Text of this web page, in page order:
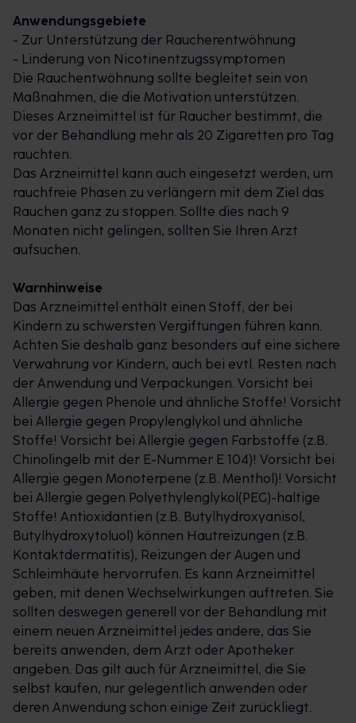
Geschmack. Erhältlich sind die Kaugummis auch in
den Geschmacksrichtungen whitemint und
freshmint.
Anwendungsgebiete
- Zur Unterstützung der Raucherentwöhnung
- Linderung von Nicotinentzugssymptomen
Die Rauchentwöhnung sollte begleitet sein von
Maßnahmen, die die Motivation unterstützen.
Dieses Arzneimittel ist für Raucher bestimmt, die
vor der Behandlung mehr als 20 Zigaretten pro Tag
rauchten.
Das Arzneimittel kann auch eingesetzt werden, um
rauchfreie Phasen zu verlängern mit dem Ziel das
Rauchen ganz zu stoppen. Sollte dies nach 9
Monaten nicht gelingen, sollten Sie Ihren Arzt
aufsuchen.
Warnhinweise
Das Arzneimittel enthält einen Stoff, der bei
Kindern zu schwersten Vergiftungen führen kann.
Achten Sie deshalb ganz besonders auf eine sichere
Verwahrung vor Kindern, auch bei evtl. Resten nach
der Anwendung und Verpackungen. Vorsicht bei
Allergie gegen Phenole und ähnliche Stoffe! Vorsicht
bei Allergie gegen Propylenglykol und ähnliche
Stoffe! Vorsicht bei Allergie gegen Farbstoffe (z.B.
Chinolingelb mit der E-Nummer E 104)! Vorsicht bei
Allergie gegen Monoterpene (z.B. Menthol)! Vorsicht
bei Allergie gegen Polyethylenglykol(PEG)-haltige
Stoffe! Antioxidantien (z.B. Butylhydroxyanisol,
Butylhydroxytoluol) können Hautreizungen (z.B.
Kontaktdermatitis), Reizungen der Augen und
Schleimhäute hervorrufen. Es kann Arzneimittel
geben, mit denen Wechselwirkungen auftreten. Sie
sollten deswegen generell vor der Behandlung mit
einem neuen Arzneimittel jedes andere, das Sie
bereits anwenden, dem Arzt oder Apotheker
angeben. Das gilt auch für Arzneimittel, die Sie
selbst kaufen, nur gelegentlich anwenden oder
deren Anwendung schon einige Zeit zurückliegt.